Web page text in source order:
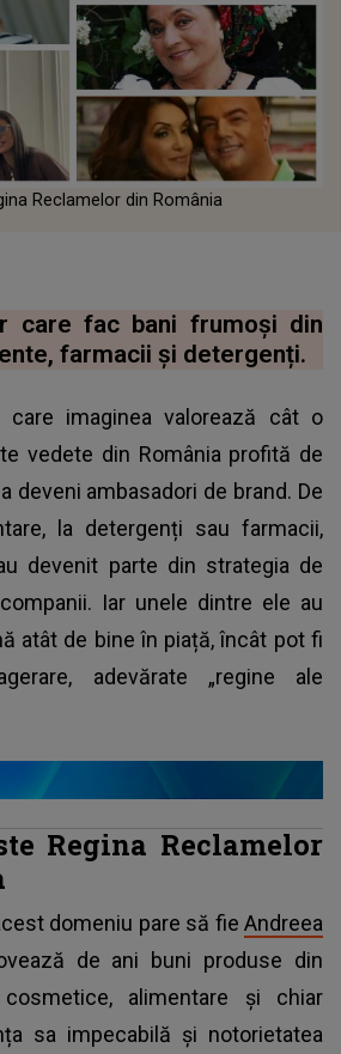
Reclamelor din România
care fac bani frumoși din
farmacii și detergenți.
imaginea valorează cât o
vedete din România profită de
deveni ambasadori de brand. De
la detergenți sau farmacii,
devenit parte din strategia de
Iar unele dintre ele au
atât de bine în piață, încât pot fi
adevărate „regine ale
Regina Reclamelor
domeniu pare să fie Andreea
de ani buni produse din
alimentare și chiar
sa impecabilă și notorietatea